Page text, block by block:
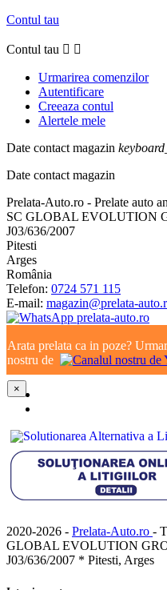
Contul tau
Contul tau  
Urmarirea comenzilor
Autentificare
Creeaza contul
Alertele mele
Date contact magazin
Date contact magazin
Prelata-Auto.ro - Prelate auto
SC GLOBAL EVOLUTION
J03/636/2007
Pitesti
Arges
România
Telefon: 0724 571 115
E-mail: magazin@prelata-
Arata prelata ca in poze?
nostru de
×
2020-2026 - Prelata-Auto.ro -
GLOBAL EVOLUTION
J03/636/2007 * Pitesti, Arges